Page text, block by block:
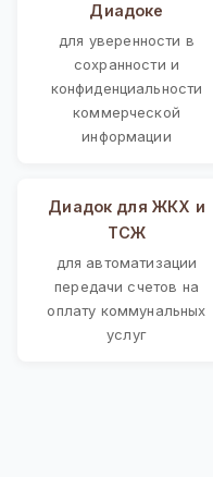
Диадоке
для уверенности в
сохранности и
конфиденциальности
коммерческой
информации
Диадок для ЖКХ и
ТСЖ
для автоматизации
передачи счетов на
оплату коммунальных
услуг